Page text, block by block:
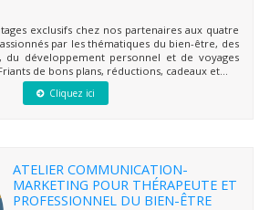
exclusifs chez nos partenaires aux quatre
par les thématiques du bien-être, des
du développement personnel et de voyages
de bons plans, réductions, cadeaux et...
Cliquez ici
ATELIER COMMUNICATION-
MARKETING POUR THÉRAPEUTE ET
PROFESSIONNEL DU BIEN-ÊTRE